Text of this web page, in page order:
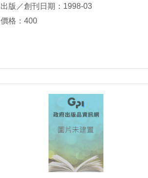
出版／創刊日期：1998-03
價格：400